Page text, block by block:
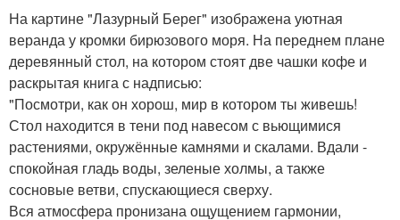
На картине "Лазурный Берег" изображена уютная
веранда у кромки бирюзового моря. На переднем плане
деревянный стол, на котором стоят две чашки кофе и
раскрытая книга с надписью:
"Посмотри, как он хорош, мир в котором ты живешь!
Стол находится в тени под навесом с вьющимися
растениями, окружённые камнями и скалами. Вдали -
спокойная гладь воды, зеленые холмы, а также
сосновые ветви, спускающиеся сверху.
Вся атмосфера пронизана ощущением гармонии,